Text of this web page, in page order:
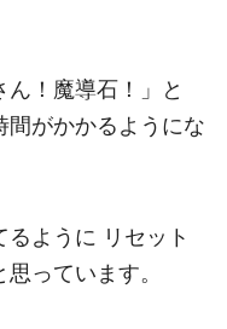
！魔導石！」と
間がかかるようにな
ように リセット
っています。